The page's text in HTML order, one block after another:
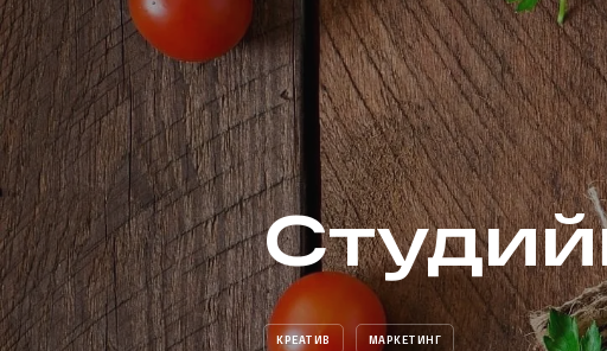
КРЕАТИВ МАРКЕТИНГ